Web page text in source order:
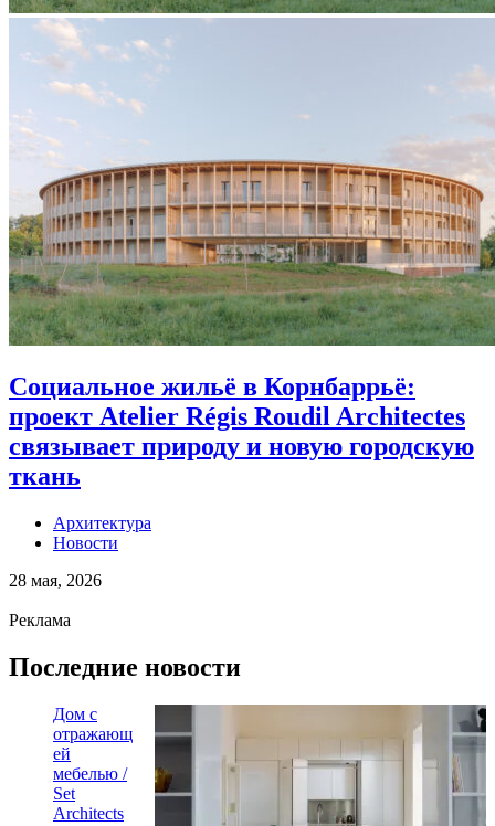
Социальное жильё в Корнбаррьё:
проект Atelier Régis Roudil Architectes
связывает природу и новую городскую
ткань
Архитектура
Новости
28 мая, 2026
Реклама
Последние новости
Дом с
отражающ
ей
мебелью /
Set
Architects